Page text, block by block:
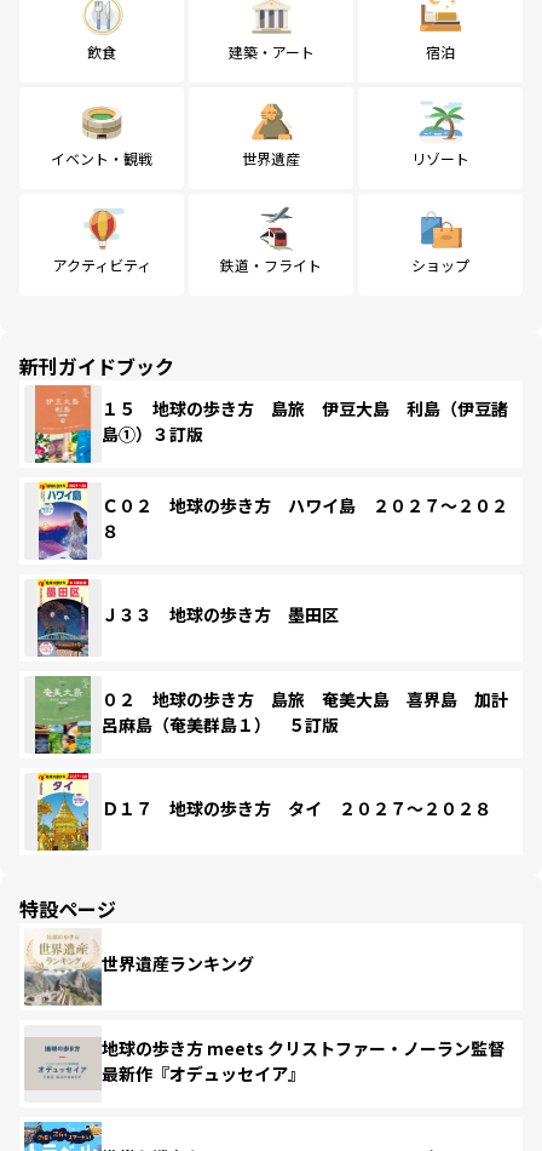
飲食 建築・アート 宿泊
イベント・観戦 世界遺産 リゾート
アクティビティ 鉄道・フライト ショップ
新刊ガイドブック
１５ 地球の歩き方 島旅 伊豆大島 利島（伊豆諸
島①）３訂版
Ｃ０２ 地球の歩き方 ハワイ島 ２０２７～２０２
８
Ｊ３３ 地球の歩き方 墨田区
０２ 地球の歩き方 島旅 奄美大島 喜界島 加計
呂麻島（奄美群島１） ５訂版
Ｄ１７ 地球の歩き方 タイ ２０２７～２０２８
特設ページ
世界遺産ランキング
地球の歩き方 meets クリストファー・ノーラン監督
最新作『オデュッセイア』